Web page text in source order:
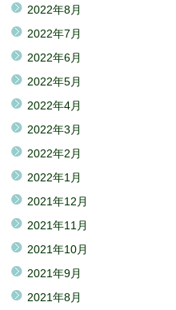
2022年8月
2022年7月
2022年6月
2022年5月
2022年4月
2022年3月
2022年2月
2022年1月
2021年12月
2021年11月
2021年10月
2021年9月
2021年8月